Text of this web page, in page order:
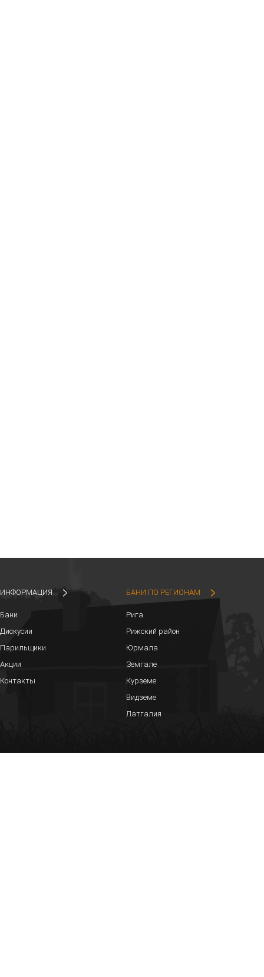
ИНФОРМАЦИЯ
Бани
Дискусии
Парильщики
Акции
Контакты
БАНИ ПО РЕГИОНАМ
Рига
Рижский район
Юрмала
Земгале
Курземе
Видземе
Латгалия